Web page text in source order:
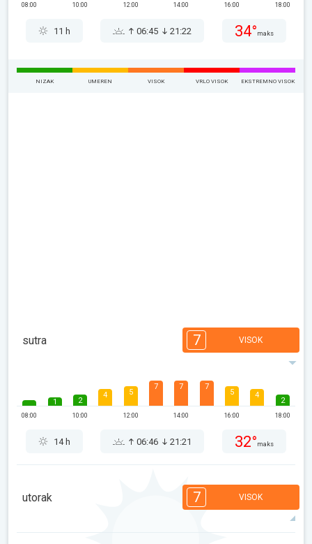
08:00 10:00 12:00 14:00 16:00 18:00
11 h 06:45 21:22 34° maks
NIZAK UMEREN VISOK VRLO VISOK EKSTREMNO VISOK
sutra 7 VISOK
08:00
1 2
10:00
4 5
12:00
7 7
14:00
7
5
16:00
4
2
18:00
14 h 06:46 21:21 32° maks
utorak 7 VISOK